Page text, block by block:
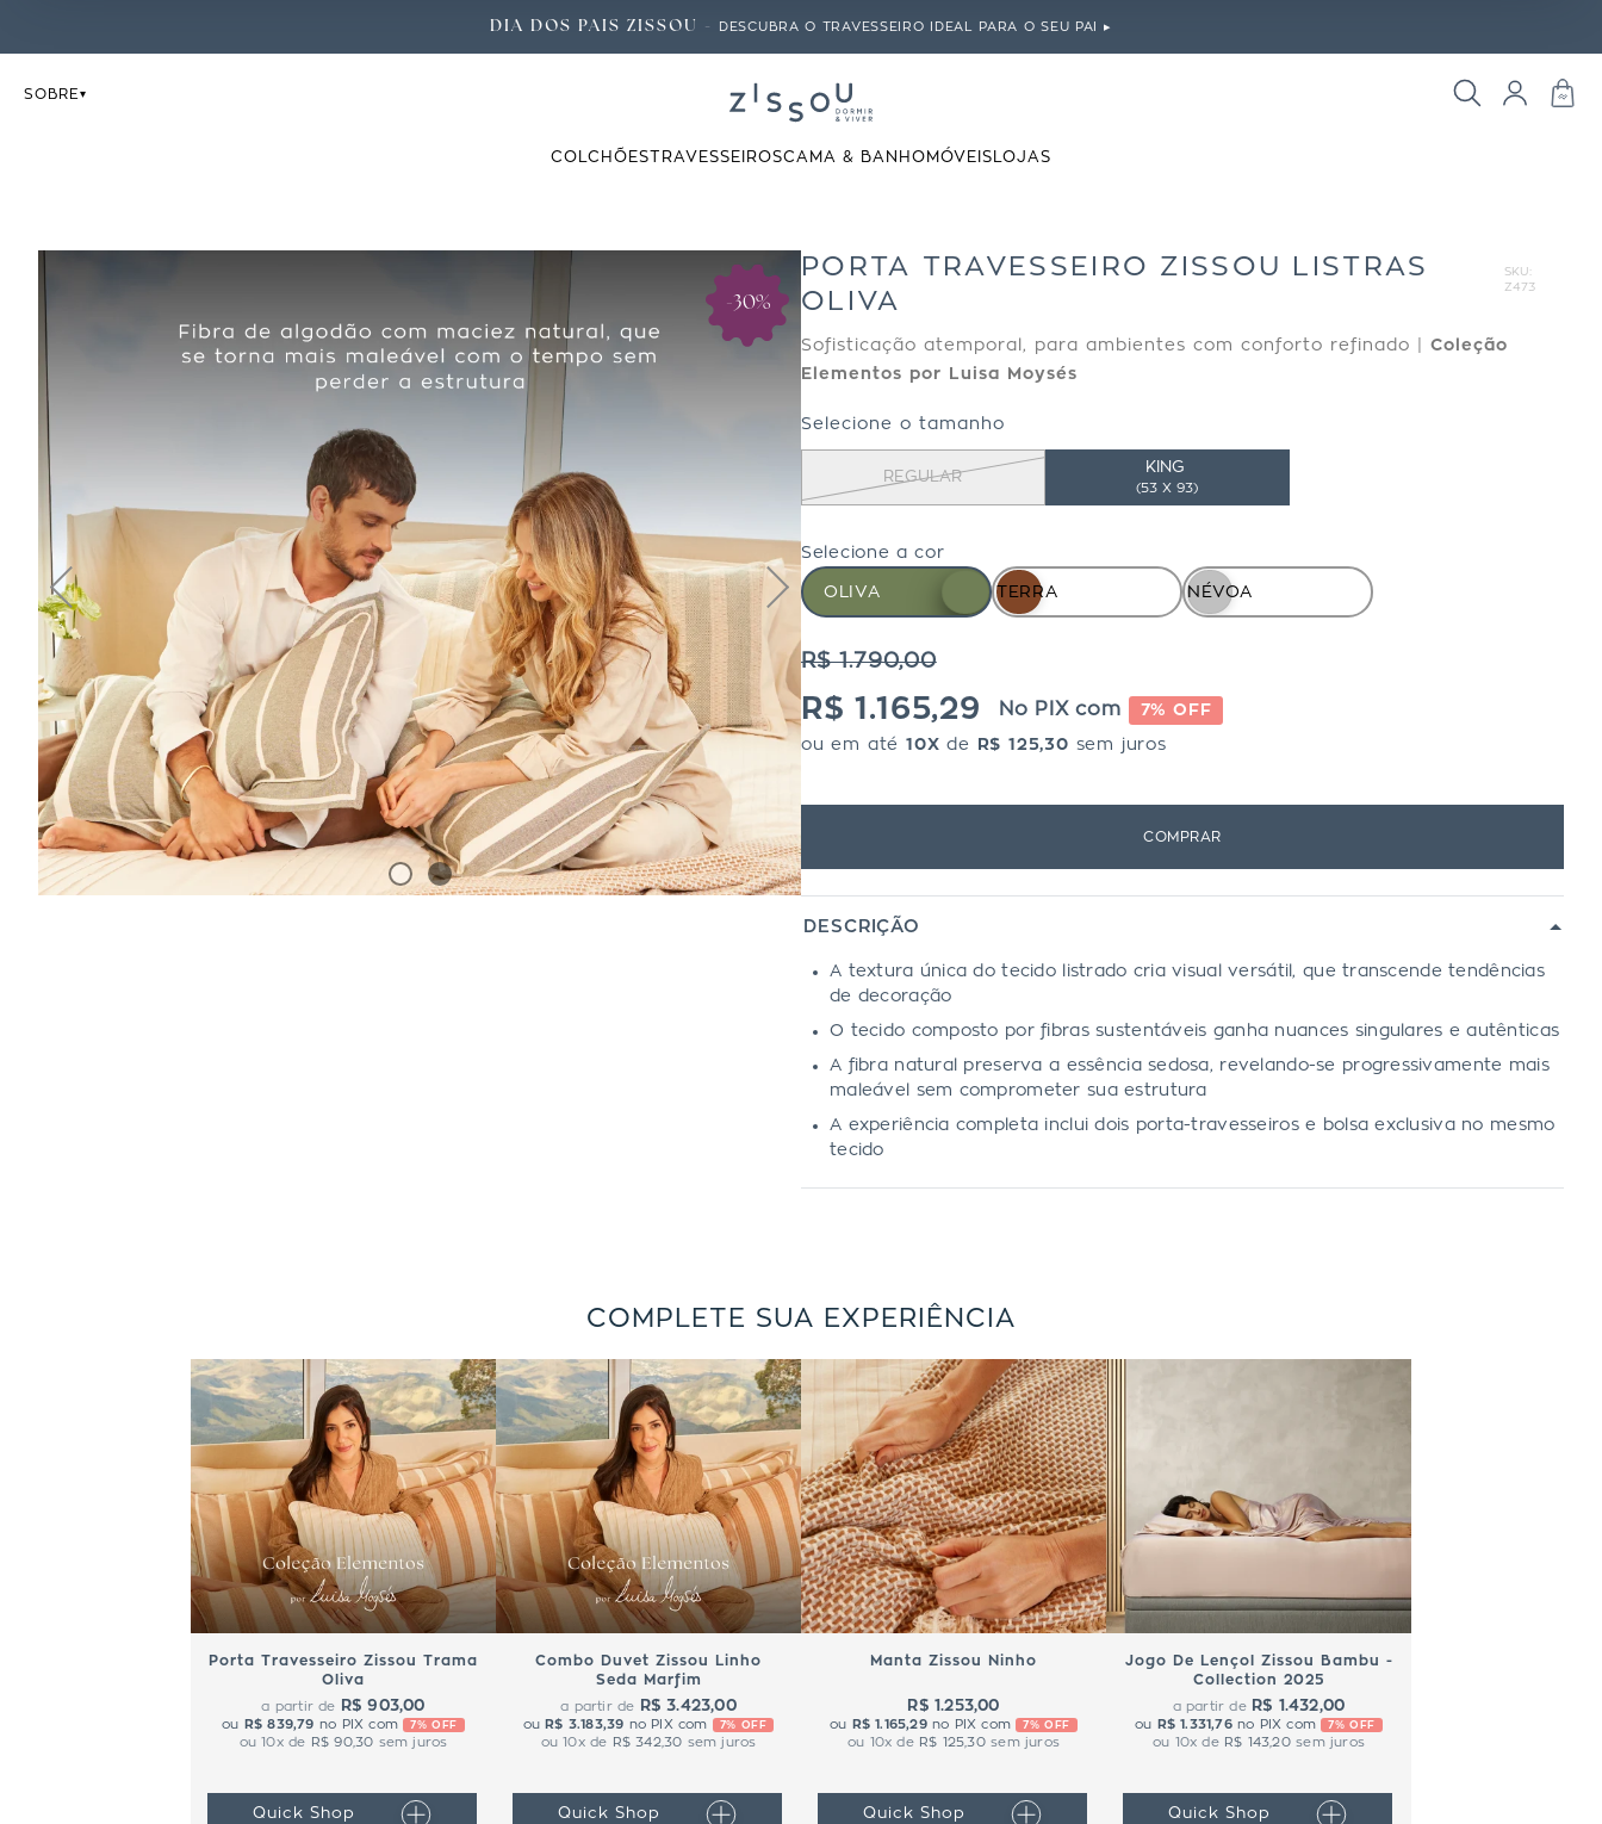
DIA DOS PAIS ZISSOU - DESCUBRA O TRAVESSEIRO IDEAL PARA O SEU PAI ▸
SOBRE
COLCHÕES TRAVESSEIROSCAMA & BANHO MÓVEIS LOJAS
-30%
PORTA TRAVESSEIRO ZISSOU LISTRAS
OLIVA
SKU:
Z473
Sofisticação atemporal, para ambientes com conforto refinado | Coleção
Elementos por Luisa Moysés
Selecione o tamanho
REGULAR
KING
(53 X 93)
Selecione a cor
OLIVA TERRA NÉVOA
R$ 1.790,00
R$ 1.165,29 No PIX com 7% OFF
ou em até 10X de R$ 125,30 sem juros
COMPRAR
DESCRIÇÃO
A textura única do tecido listrado cria visual versátil, que transcende tendências
de decoração
O tecido composto por fibras sustentáveis ganha nuances singulares e autênticas
A fibra natural preserva a essência sedosa, revelando-se progressivamente mais
maleável sem comprometer sua estrutura
A experiência completa inclui dois porta-travesseiros e bolsa exclusiva no mesmo
tecido
COMPLETE SUA EXPERIÊNCIA
Porta Travesseiro Zissou Trama
Oliva
a partir de R$ 903,00
ou R$ 839,79 no PIX com 7% OFF
ou10x de R$ 90,30 sem juros
Quick Shop
Combo Duvet Zissou Linho
Seda Marfim
a partir de R$ 3.423,00
ou R$ 3.183,39 no PIX com 7% OFF
ou10x de R$ 342,30 sem juros
Quick Shop
Manta Zissou Ninho
R$ 1.253,00
ou R$ 1.165,29 no PIX com 7% OFF
ou 10x de R$ 125,30 sem juros
Quick Shop
Jogo De Lençol Zissou Bambu -
Collection 2025
a partir de R$ 1.432,00
ou R$ 1.331,76 no PIX com 7% OFF
ou 10x de R$ 143,20 sem juros
Quick Shop